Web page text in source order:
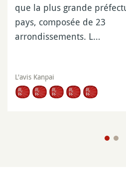
que la plus grande
pays, composée de 23
arrondissements. L…
L'avis Kanpai